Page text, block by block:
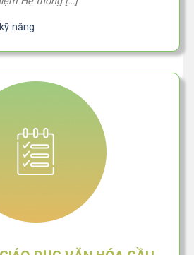
năng